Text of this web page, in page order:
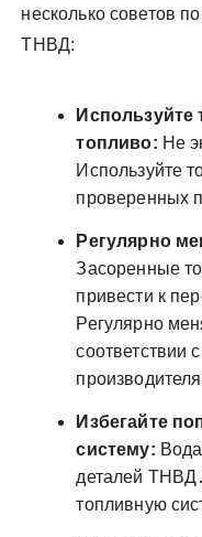
несколько советов
ТНВД:
Используйте
топливо: Не
Используйте
проверенных
Регулярно
Засоренные
привести к
Регулярно
соответствии
Избегайте
систему:
деталей
топливную